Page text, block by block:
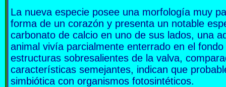
La nueva especie posee una morfología muy
forma de un corazón y presenta un notable
carbonato de calcio en uno de sus lados, una
animal vivía parcialmente enterrado en el
estructuras sobresalientes de la valva,
características semejantes, indican que
simbiótica con organismos fotosintéticos.